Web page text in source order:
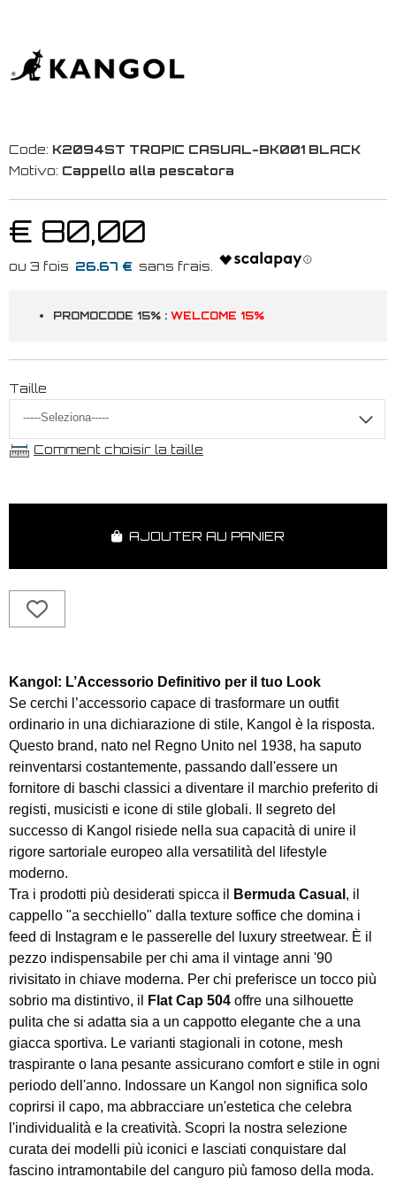
Code: K2094ST TROPIC CASUAL-BK001 BLACK
Motivo: Cappello alla pescatora
€ 80,00
26.67 €
PROMOCODE 15% : WELCOME 15%
Taille
Comment choisir la taille
AJOUTER AU PANIER
Kangol: L’Accessorio Definitivo per il tuo Look
Se cerchi l’accessorio capace di trasformare un outfit
ordinario in una dichiarazione di stile, Kangol è la risposta.
Questo brand, nato nel Regno Unito nel 1938, ha saputo
reinventarsi costantemente, passando dall'essere un
fornitore di baschi classici a diventare il marchio preferito di
registi, musicisti e icone di stile globali. Il segreto del
successo di Kangol risiede nella sua capacità di unire il
rigore sartoriale europeo alla versatilità del lifestyle
moderno.
Tra i prodotti più desiderati spicca il
Bermuda Casual , il
cappello "a secchiello" dalla texture soffice che domina i
feed di Instagram e le passerelle del luxury streetwear. È il
pezzo indispensabile per chi ama il vintage anni '90
rivisitato in chiave moderna. Per chi preferisce un tocco più
sobrio ma distintivo, il
Flat Cap 504 offre una silhouette
pulita che si adatta sia a un cappotto elegante che a una
giacca sportiva. Le varianti stagionali in cotone, mesh
traspirante o lana pesante assicurano comfort e stile in ogni
periodo dell'anno. Indossare un Kangol non significa solo
coprirsi il capo, ma abbracciare un'estetica che celebra
l'individualità e la creatività. Scopri la nostra selezione
curata dei modelli più iconici e lasciati conquistare dal
fascino intramontabile del canguro più famoso della moda.